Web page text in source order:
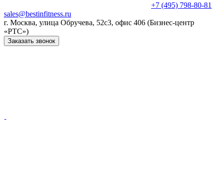
+7 (495) 798-80-81
sales@bestinfitness.ru
г. Москва, улица Обручева, 52с3, офис 406 (Бизнес-центр
«РТС»)
Заказать звонок